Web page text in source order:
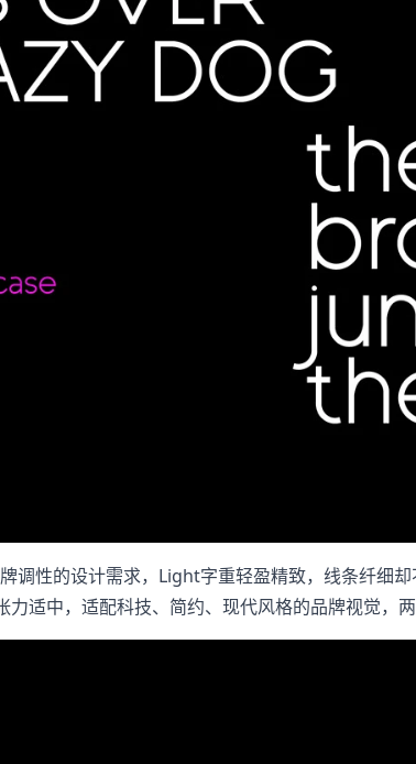
性的设计需求，Light字重轻盈精致，线条纤细却
适中，适配科技、简约、现代风格的品牌视觉，